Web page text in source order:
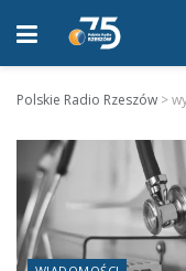
Polskie Radio Rzeszów >